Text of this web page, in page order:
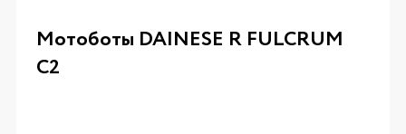
Мотоботы DAINESE R FULCRUM
C2